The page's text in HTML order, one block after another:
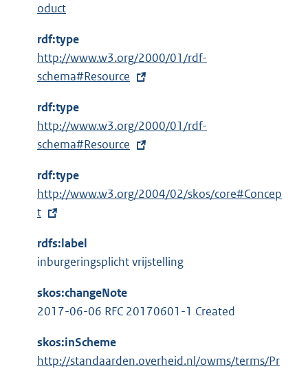
oduct
rdf:type
E
x
e
r
n
l
i
k
:
http://www.w3.org/2000/01/rdf-
schema#Resource
rdf:type
E
x
e
r
n
l
n
k
http://www.w3.org/2000/01/rdf-
schema#Resource
rdf:type
E
x
e
r
n
e
i
n
http://www.w3.org/2004/02/skos/core#Concep
t
rdfs:label
inburgeringsplicht vrijstelling
skos:changeNote
2017-06-06 RFC 20170601-1 Created
skos:inScheme
http://standaarden.overheid.nl/owms/terms/Pr